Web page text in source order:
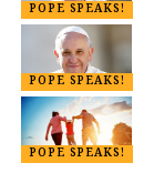
POPE SPEAKS!
POPE SPEAKS!
POPE SPEAKS!